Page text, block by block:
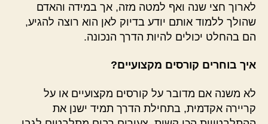
לארוך חצי שנה ואף למטה מזה, אך במידה והאדם
שהולך ללמוד אותם יודע בדיוק לאן הוא רוצה להגיע,
הם בהחלט יכולים להיות הדרך הנכונה.
איך בוחרים קורסים מקצועיים?
לא משנה אם מדובר על קורסים מקצועיים או על
קריירה אקדמית, בתחילת הדרך תמיד ישנן את